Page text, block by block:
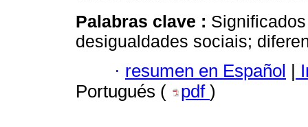
Palabras clave :
desigualdades sociais;
· resumen en Español |
Portugués (
pdf )